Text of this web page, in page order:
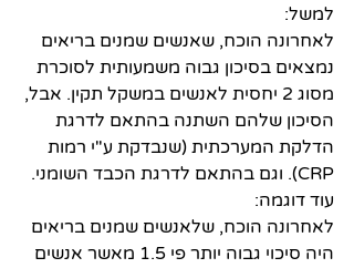
למשל:
לאחרונה הוכח, שאנשים שמנים בריאים
נמצאים בסיכון גבוה משמעותית לסוכרת
מסוג 2 יחסית לאנשים במשקל תקין. אבל,
הסיכון שלהם השתנה בהתאם לדרגת
הדלקת המערכתית (שנבדקת ע"י רמות
CRP). וגם בהתאם לדרגת הכבד השומני.
עוד דוגמה:
לאחרונה הוכח, שלאנשים שמנים בריאים
היה סיכוי גבוה יותר פי 1.5 מאשר אנשים